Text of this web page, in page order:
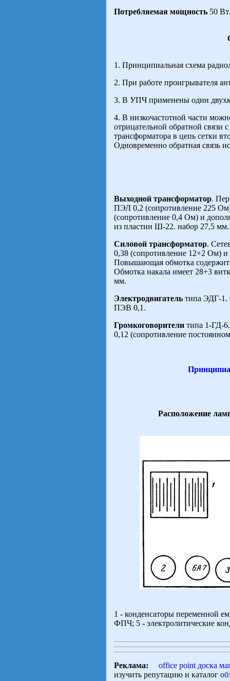
Потребляемая мощность 50 Вт.
1. Принципиальная схема
2. При работе проигрывателя
3. В УПЧ применены один
4. В низкочастотной части
отрицательной обратной связи
трансформатора в цепь сетки
Одновременно обратная связь
Выходной трансформатор.
ПЭЛ 0,2 (сопротивление 225
(сoпротивление 0,4 Ом) и
из пластин Ш-22. набор 27,5 мм.
Силовой трансформатор.
0,38 (сопротивление 12+2 Ом)
Повышающая обмотка
Обмотка накала имеет 28+3
мм.
Электродвигатель типа ЭДГ-1.
ПЭВ 0,1.
Громкоговорители типа 1-ГД-
0,12 (сопротивление
Расположение
1 - конденсаторы переменной
ФПЧ; 5 - электролитические
Реклама:
office point доска
изучить репутацию и каталог